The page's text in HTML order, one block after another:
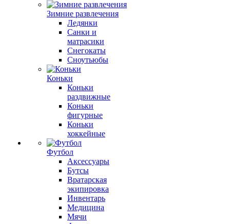
Зимние развлечения
Ледянки
Санки и
матрасики
Снегокаты
Сноутьюбы
Коньки
Коньки
раздвижные
Коньки
фигурные
Коньки
хоккейные
Футбол
Аксессуары
Бутсы
Вратарская
экипировка
Инвентарь
Медицина
Мячи